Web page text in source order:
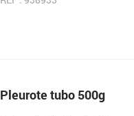
Pleurote tubo 500g